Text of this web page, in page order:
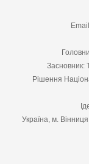
Рішення
Україна, м.